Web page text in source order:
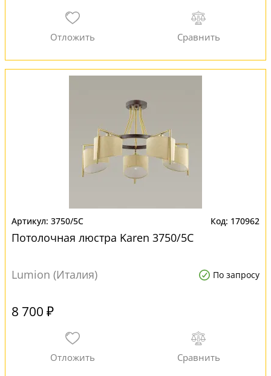
3750/5C 170962
Потолочная люстра Karen 3750/5C
Lumion (Италия) По запросу
8 700 ₽